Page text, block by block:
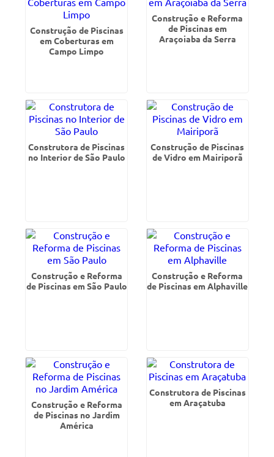
Construção de Piscinas
em Coberturas em
Campo Limpo
Construção e Reforma
de Piscinas em
Araçoiaba da Serra
Construtora de Piscinas
no Interior de São Paulo
Construção de Piscinas
de Vidro em Mairiporã
Construção e Reforma
de Piscinas em São Paulo
Construção e Reforma
de Piscinas em Alphaville
Construção e Reforma
de Piscinas no Jardim
América
Construtora de Piscinas
em Araçatuba